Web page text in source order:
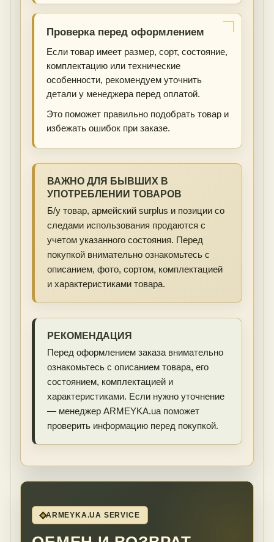
Проверка перед оформлением
Если товар имеет размер, сорт, состояние,
комплектацию или технические
особенности, рекомендуем уточнить
детали у менеджера перед оплатой.
Это поможет правильно подобрать товар и
избежать ошибок при заказе.
ВАЖНО ДЛЯ БЫВШИХ В
УПОТРЕБЛЕНИИ ТОВАРОВ
Б/у товар, армейский surplus и позиции со
следами использования продаются с
учетом указанного состояния. Перед
покупкой внимательно ознакомьтесь с
описанием, фото, сортом, комплектацией
и характеристиками товара.
РЕКОМЕНДАЦИЯ
Перед оформлением заказа внимательно
ознакомьтесь с описанием товара, его
состоянием, комплектацией и
характеристиками. Если нужно уточнение
— менеджер ARMEYKA.ua поможет
проверить информацию перед покупкой.
ARMEYKA.UA SERVICE